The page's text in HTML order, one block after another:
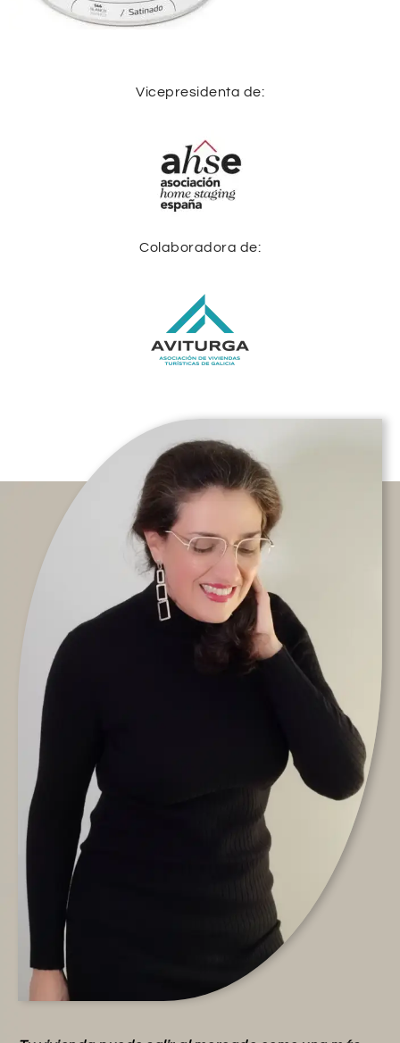
Vicepresidenta de:
Colaboradora de: